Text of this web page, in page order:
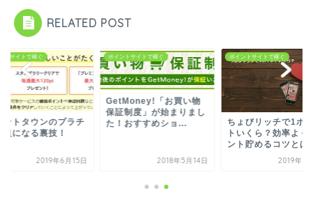
RELATED POST
トサイトで稼ぐ
ントタウンのプラチ
員になる裏技！
2019年6月15日
ポイントサイトで稼ぐ
GetMoney!「お買い物
保証制度」が始まりまし
た！おすすめショ...
2018年5月14日
ポイントサイトで稼ぐ
ちょびリッチで1ポ
トいくら？効率よく
ント貯めるコツとは
2019年10